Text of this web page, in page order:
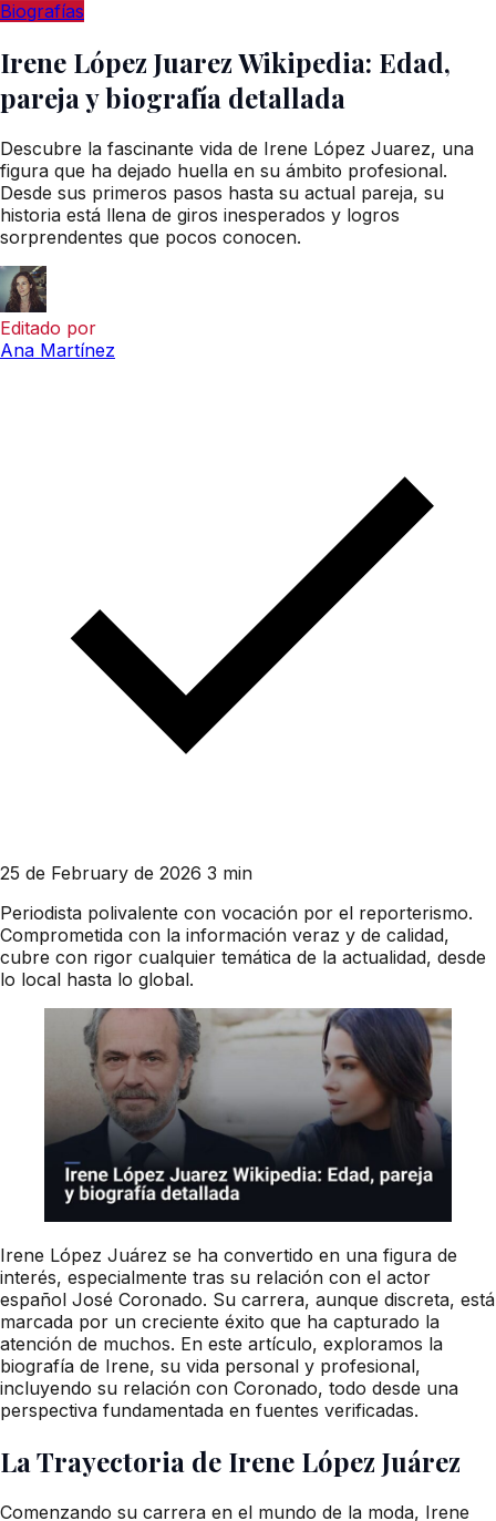
Biografías
Irene López Juarez Wikipedia: Edad,
pareja y biografía detallada
Descubre la fascinante vida de Irene López Juarez, una
figura que ha dejado huella en su ámbito profesional.
Desde sus primeros pasos hasta su actual pareja, su
historia está llena de giros inesperados y logros
sorprendentes que pocos conocen.
Editado por
Ana Martínez
25 de February de 2026 3 min
Periodista polivalente con vocación por el reporterismo.
Comprometida con la información veraz y de calidad,
cubre con rigor cualquier temática de la actualidad, desde
lo local hasta lo global.
Irene López Juárez se ha convertido en una figura de
interés, especialmente tras su relación con el actor
español José Coronado. Su carrera, aunque discreta, está
marcada por un creciente éxito que ha capturado la
atención de muchos. En este artículo, exploramos la
biografía de Irene, su vida personal y profesional,
incluyendo su relación con Coronado, todo desde una
perspectiva fundamentada en fuentes verificadas.
La Trayectoria de Irene López Juárez
Comenzando su carrera en el mundo de la moda, Irene